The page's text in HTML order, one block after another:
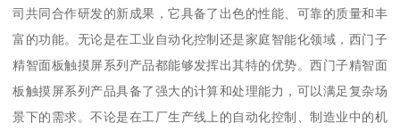
司共同合作研发的新成果，它具备了出色的性能、可靠的质量和丰
富的功能。无论是在工业自动化控制还是家庭智能化领域，西门子
精智面板触摸屏系列产品都能够发挥出其特的优势。西门子精智面
板触摸屏系列产品具备了强大的计算和处理能力，可以满足复杂场
景下的需求。不论是在工厂生产线上的自动化控制、制造业中的机